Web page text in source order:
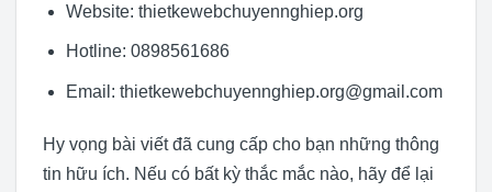
Website: thietkewebchuyennghiep.org
Hotline: 0898561686
Email: thietkewebchuyennghiep.org@gmail.com
Hy vọng bài viết đã cung cấp cho bạn những thông
tin hữu ích. Nếu có bất kỳ thắc mắc nào, hãy để lại